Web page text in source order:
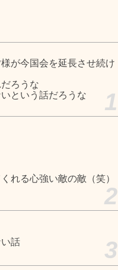
が今国会を延長させ続け
ろうな
という話だろうな
1
れる心強い敵の敵（笑）
2
話
3